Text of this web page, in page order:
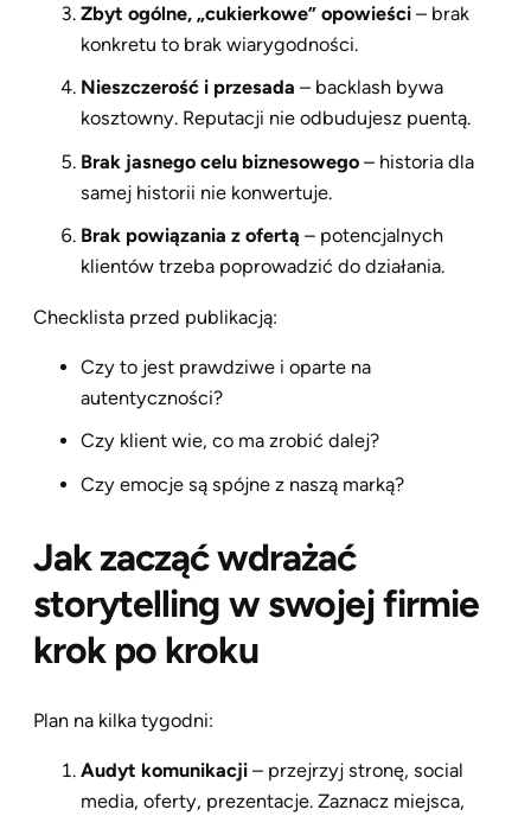
Zbyt ogólne, „cukierkowe” opowieści – brak
konkretu to brak wiarygodności.
Nieszczerość i przesada – backlash bywa
kosztowny. Reputacji nie odbudujesz puentą.
Brak jasnego celu biznesowego – historia dla
samej historii nie konwertuje.
Brak powiązania z ofertą – potencjalnych
klientów trzeba poprowadzić do działania.
Checklista przed publikacją:
Czy to jest prawdziwe i oparte na
autentyczności?
Czy klient wie, co ma zrobić dalej?
Czy emocje są spójne z naszą marką?
Jak zacząć wdrażać
storytelling w swojej firmie
krok po kroku
Plan na kilka tygodni:
Audyt komunikacji – przejrzyj stronę, social
media, oferty, prezentacje. Zaznacz miejsca,